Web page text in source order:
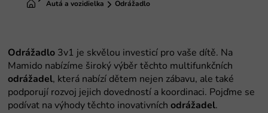
DomovAutá a vozidielka Odrážadlo
Odrážadlo 3v1 je skvělou investicí pro vaše dítě. Na
Mamido nabízíme široký výběr těchto multifunkčních
odrážadel, která nabízí dětem nejen zábavu, ale také
podporují rozvoj jejich dovedností a koordinaci. Pojďme se
podívat na výhody těchto inovativních odrážadel.